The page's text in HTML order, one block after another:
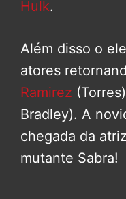
Hulk.
Além disso o
atores
Ramirez
Bradley). A
chegada da atriz
mutante Sabra!